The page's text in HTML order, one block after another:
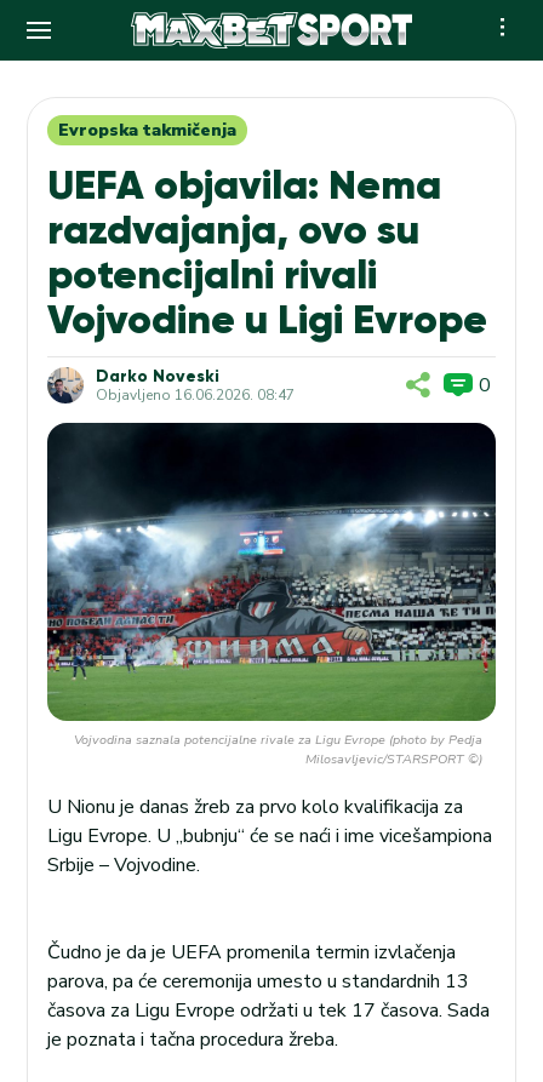
contentEvropska takmičenja
UEFA objavila: Nema
razdvajanja, ovo su
potencijalni rivali
Vojvodine u Ligi Evrope
Darko Noveski
Objavljeno 16.06.2026. 08:47 0
Vojvodina saznala potencijalne rivale za Ligu Evrope (photo by Pedja
Milosavljevic/STARSPORT ©)
U Nionu je danas žreb za prvo kolo kvalifikacija za
Ligu Evrope. U „bubnju“ će se naći i ime vicešampiona
Srbije – Vojvodine.
Čudno je da je UEFA promenila termin izvlačenja
parova, pa će ceremonija umesto u standardnih 13
časova za Ligu Evrope održati u tek 17 časova. Sada
je poznata i tačna procedura žreba.